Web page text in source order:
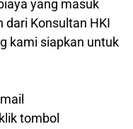
yang masuk
dari Konsultan HKI
kami siapkan untuk
tombol